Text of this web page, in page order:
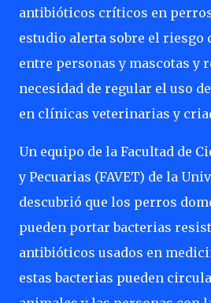
antibióticos críticos en
estudio alerta sobre el
entre personas y mascotas y
necesidad de regular el uso
en clínicas veterinarias y
Un equipo de la Facultad de
y Pecuarias (FAVET) de la
descubrió que los perros
pueden portar bacterias
antibióticos usados en
estas bacterias pueden